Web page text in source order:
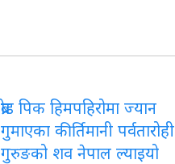
ब्रोड पिक हिमपहिरोमा ज्यान
गुमाएका कीर्तिमानी पर्वतारोही
गुरुङको शव नेपाल ल्याइयो